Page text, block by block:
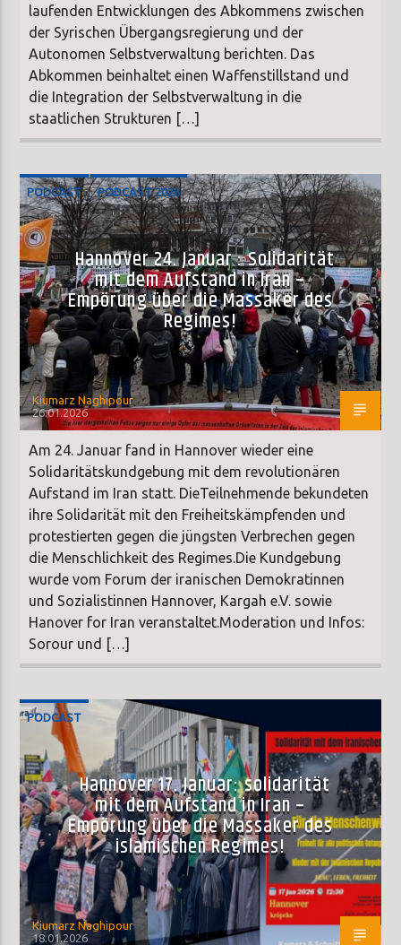
laufenden Entwicklungen des Abkommens zwischen
der Syrischen Übergangsregierung und der
Autonomen Selbstverwaltung berichten. Das
Abkommen beinhaltet einen Waffenstillstand und
die Integration der Selbstverwaltung in die
staatlichen Strukturen […]
PODCAST PODCAST 2026
Hannover 24. Januar : Solidarität
mit dem Aufstand in Iran –
Empörung über die Massaker des
Regimes!
Kiumarz Naghipour
26.01.2026
Am 24. Januar fand in Hannover wieder eine
Solidaritätskundgebung mit dem revolutionären
Aufstand im Iran statt. DieTeilnehmende bekundeten
ihre Solidarität mit den Freiheitskämpfenden und
protestierten gegen die jüngsten Verbrechen gegen
die Menschlichkeit des Regimes.Die Kundgebung
wurde vom Forum der iranischen Demokratinnen
und Sozialistinnen Hannover, Kargah e.V. sowie
Hanover for Iran veranstaltet.Moderation und Infos:
Sorour und […]
PODCAST
Hannover 17. Januar: solidarität
mit dem Aufstand in Iran –
Empörung über die Massaker des
islamischen Regimes!
Kiumarz Naghipour
18.01.2026